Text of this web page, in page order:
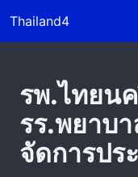
Thailand4
รพ.ไทยน
รร.พยาบ
จัดการปร